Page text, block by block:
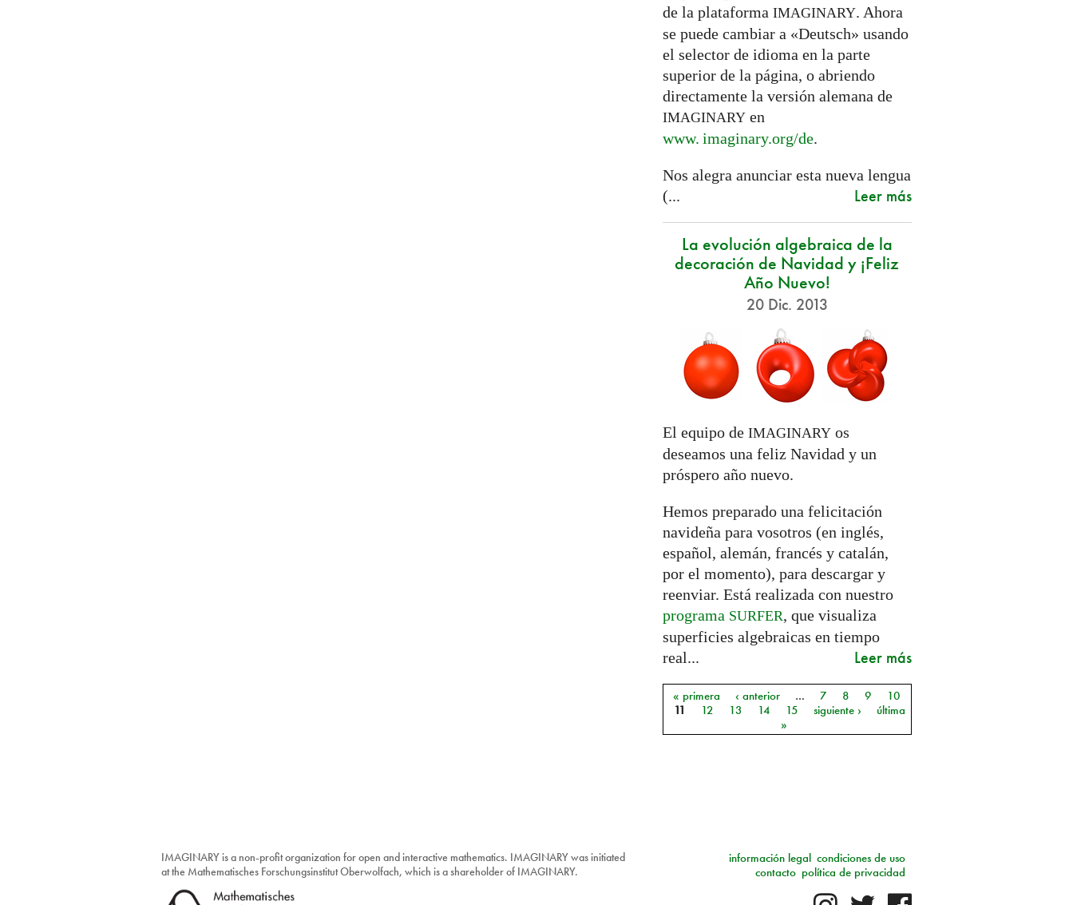
de la plataforma IMAGINARY. Ahora
se puede cambiar a «Deutsch» usando
el selector de idioma en la parte
superior de la página, o abriendo
directamente la versión alemana de
IMAGINARYen
www. imaginary.org/de.
Nos alegra anunciar esta nueva lengua
(...
Leer más
La evolución algebraica de la
decoración de Navidad y ¡Feliz
Año Nuevo!
20 Dic. 2013
El equipo de IMAGINARYos
deseamos una feliz Navidad y un
próspero año nuevo.
Hemos preparado una felicitación
navideña para vosotros (en inglés,
español, alemán, francés y catalán,
por el momento), para descargar y
reenviar. Está realizada con nuestro
programa SURFER, que visualiza
superficies algebraicas en tiempo
real...
Leer más
Páginas
« primera ‹ anterior … 7 8 9
10
11
12 13 14 15 siguiente ›
última
»
IMAGINARY is a non-profit organization for open and interactive mathematics. IMAGINARY was initiated
at the Mathematisches Forschungsinstitut Oberwolfach, which is a shareholder of IMAGINARY.
condiciones de uso
información legal
política de privacidad
contacto